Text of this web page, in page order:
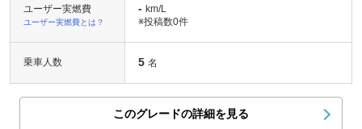
ユーザー実燃費
ユーザー実燃費とは？
- km/L
※投稿数0件
乗車人数 5 名
このグレードの詳細を見る